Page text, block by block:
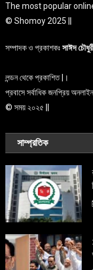
The most popular
© Shomoy 2025 ||
সম্পাদক ও প্রকাশকঃসাঈদ
লন্ডন থেকে প্রকাশিত |।
প্রবাসে সর্বাধিক জনপ্রিয় অনলাইন
© সময় ২০২৫ ||
সাম্প্রতিক